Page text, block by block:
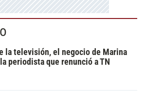
la televisión, el negocio de Marina
periodista que renunció a TN